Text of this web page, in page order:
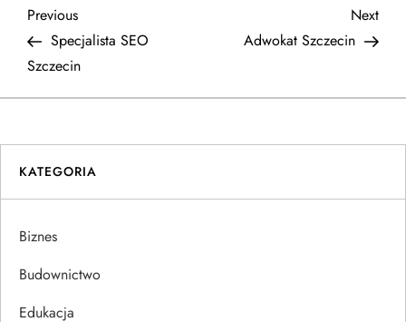
N
a
w
i
g
a
c
Previous
Post
Previous
Specjalista SEO
Szczecin
Next
Post
Next
Adwokat Szczecin
KATEGORIA
Biznes
Budownictwo
Edukacja